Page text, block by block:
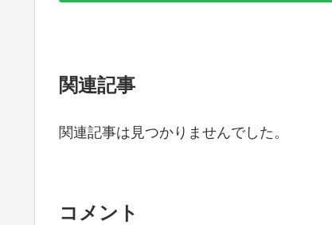
関連記事
関連記事は見つかりませんでした。
コメント